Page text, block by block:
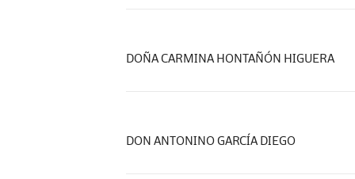
DOÑA CARMINA HONTAÑÓN HIGUERA
DON ANTONINO GARCÍA DIEGO